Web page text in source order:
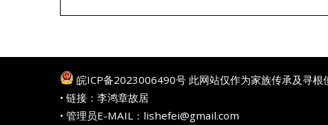
皖ICP备2023006490号 此网站仅作为家族传承及寻根
• 链接： 李鸿章故居
• 管理员E-MAIL：lishefei@gmail.com